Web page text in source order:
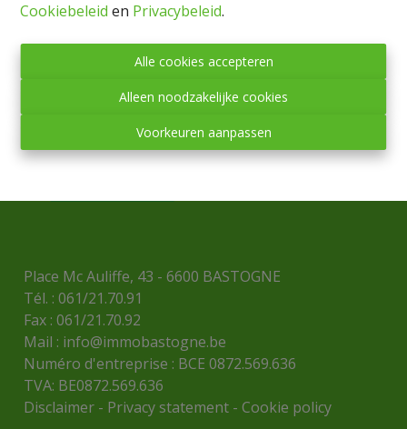
Cookiebeleid en Privacybeleid.
Alle cookies accepteren
Alleen noodzakelijke cookies
Voorkeuren aanpassen
Place Mc Auliffe, 43 - 6600 BASTOGNE
Tél. : 061/21.70.91
Fax : 061/21.70.92
Mail : info@immobastogne.be
Numéro d'entreprise : BCE 0872.569.636
TVA: BE0872.569.636
Disclaimer - Privacy statement - Cookie policy